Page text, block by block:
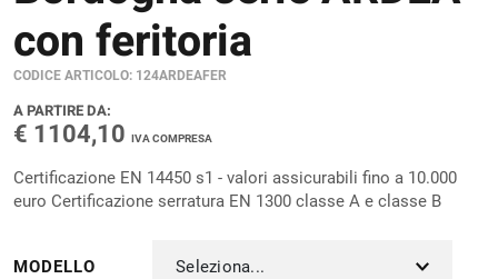
con feritoria
CODICE ARTICOLO: 124ARDEAFER
A PARTIRE DA:
€ 1104,10 IVA COMPRESA
Certificazione EN 14450 s1 - valori assicurabili fino a 10.000
euro Certificazione serratura EN 1300 classe A e classe B
MODELLO Seleziona...